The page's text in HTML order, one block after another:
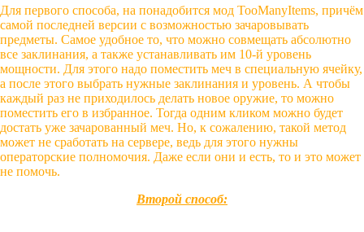
Для первого способа, на понадобится мод TooManyItems, причём
самой последней версии с возможностью зачаровывать
предметы. Самое удобное то, что можно совмещать абсолютно
все заклинания, а также устанавливать им 10-й уровень
мощности. Для этого надо поместить меч в специальную ячейку,
а после этого выбрать нужные заклинания и уровень. А чтобы
каждый раз не приходилось делать новое оружие, то можно
поместить его в избранное. Тогда одним кликом можно будет
достать уже зачарованный меч. Но, к сожалению, такой метод
может не сработать на сервере, ведь для этого нужны
операторские полномочия. Даже если они и есть, то и это может
не помочь.
Второй способ: